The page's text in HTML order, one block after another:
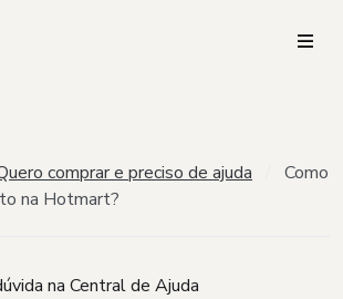
comprar e preciso de ajuda
Como
na Hotmart?
na Central de Ajuda